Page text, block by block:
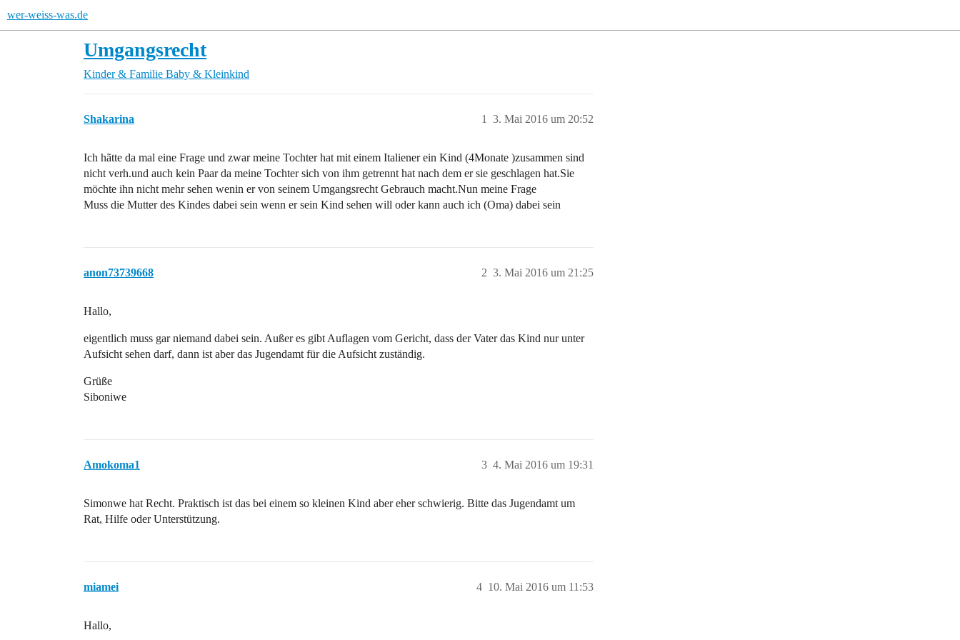
wer-weiss-was.de
Umgangsrecht
Kinder & Familie Baby & Kleinkind
Shakarina 3. Mai 2016 um 20:52
1
Ich hãtte da mal eine Frage und zwar meine Tochter hat mit einem Italiener ein Kind (4Monate )zusammen sind
nicht verh.und auch kein Paar da meine Tochter sich von ihm getrennt hat nach dem er sie geschlagen hat.Sie
möchte ihn nicht mehr sehen wenin er von seinem Umgangsrecht Gebrauch macht.Nun meine Frage
Muss die Mutter des Kindes dabei sein wenn er sein Kind sehen will oder kann auch ich (Oma) dabei sein
anon73739668 3. Mai 2016 um 21:25
2
Hallo,
eigentlich muss gar niemand dabei sein. Außer es gibt Auflagen vom Gericht, dass der Vater das Kind nur unter
Aufsicht sehen darf, dann ist aber das Jugendamt für die Aufsicht zuständig.
Grüße
Siboniwe
Amokoma1 4. Mai 2016 um 19:31
3
Simonwe hat Recht. Praktisch ist das bei einem so kleinen Kind aber eher schwierig. Bitte das Jugendamt um
Rat, Hilfe oder Unterstützung.
miamei 10. Mai 2016 um 11:53
4
Hallo,